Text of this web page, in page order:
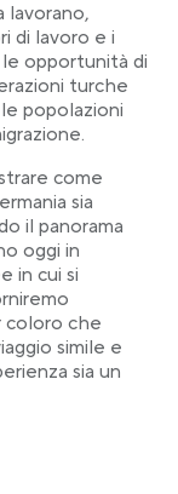
lavorano,
di lavoro e i
opportunità di
turche
popolazioni
come
sia
il panorama
oggi in
in cui si
coloro che
simile e
sia un